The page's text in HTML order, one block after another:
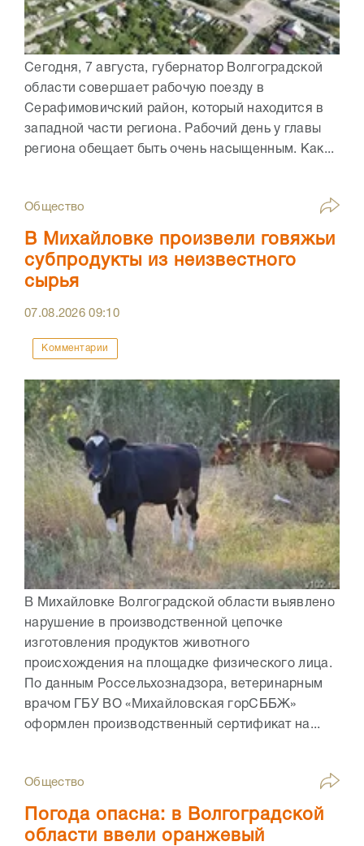
Сегодня, 7 августа, губернатор Волгоградской
области совершает рабочую поезду в
Серафимовичский район, который находится в
западной части региона. Рабочий день у главы
региона обещает быть очень насыщенным. Как...
Общество
В Михайловке произвели говяжьи
субпродукты из неизвестного
сырья
07.08.202609:10
Комментарии
В Михайловке Волгоградской области выявлено
нарушение в производственной цепочке
изготовления продуктов животного
происхождения на площадке физического лица.
По данным Россельхознадзора, ветеринарным
врачом ГБУ ВО «Михайловская горСББЖ»
оформлен производственный сертификат на...
Общество
Погода опасна: в Волгоградской
области ввели оранжевый